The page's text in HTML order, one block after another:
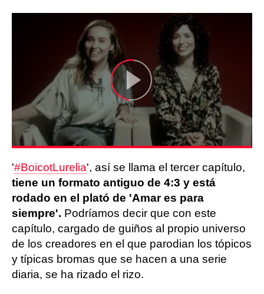
'#BoicotLurelia', así se llama el tercer capítulo,
tiene un formato antiguo de 4:3 y está
rodado en el plató de 'Amar es para
siempre'. Podríamos decir que con este
capítulo, cargado de guiños al propio universo
de los creadores en el que parodian los tópicos
y típicas bromas que se hacen a una serie
diaria, se ha rizado el rizo.